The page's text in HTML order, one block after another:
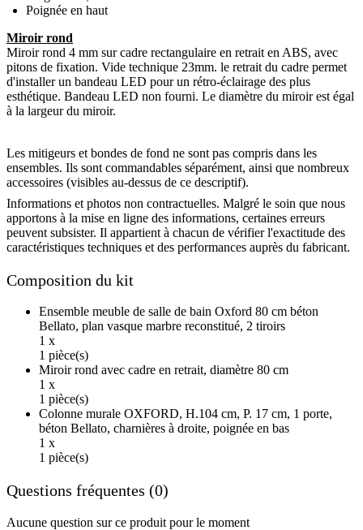
Poignée en haut
Miroir rond
Miroir rond 4 mm sur cadre rectangulaire en retrait en ABS, avec
pitons de fixation. Vide technique 23mm. le retrait du cadre permet
d'installer un bandeau LED pour un rétro-éclairage des plus
esthétique. Bandeau LED non fourni. Le diamètre du miroir est égal
à la largeur du miroir.
Les mitigeurs et bondes de fond ne sont pas compris dans les
ensembles. Ils sont commandables séparément, ainsi que nombreux
accessoires (visibles au-dessus de ce descriptif).
Informations et photos non contractuelles. Malgré le soin que nous
apportons à la mise en ligne des informations, certaines erreurs
peuvent subsister. Il appartient à chacun de vérifier l'exactitude des
caractéristiques techniques et des performances auprès du fabricant.
Composition du kit
Ensemble meuble de salle de bain Oxford 80 cm béton
Bellato, plan vasque marbre reconstitué, 2 tiroirs
1 x
1 pièce(s)
Miroir rond avec cadre en retrait, diamètre 80 cm
1 x
1 pièce(s)
Colonne murale OXFORD, H.104 cm, P. 17 cm, 1 porte,
béton Bellato, charnières à droite, poignée en bas
1 x
1 pièce(s)
Questions fréquentes (0)
Aucune question sur ce produit pour le moment